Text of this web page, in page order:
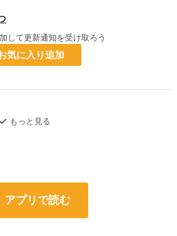
して更新通知を受け取ろう
気に入り追加
アプリで読む